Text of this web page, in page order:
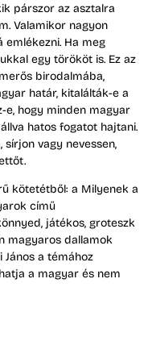
párszor az asztalra
Valamikor nagyon
Ha meg
egy törököt is. Ez az
birodalmába,
határ, kitalálták-e a
e, hogy minden magyar
hatos fogatot hajtani.
vagy nevessen,
kötetétből: a Milyenek a
című
játékos, groteszk
magyaros dallamok
a témához
a magyar és nem